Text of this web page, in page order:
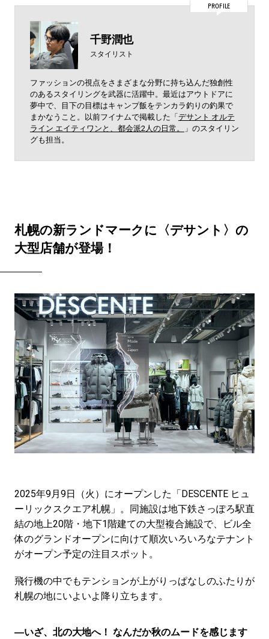
PROFILE
千野潤也
スタイリスト
ファッションの視点をさまざまな分野に持ち込んだ独創性
のあるスタイリングを武器に活躍中。最近はアウトドアに
夢中で、目下の目標はキャンプ飯をテンカラ釣りの釣果で
まかなうこと。以前フイナムで掲載した「デサント オルテ
ライン エイティワンと、都会派2人の日常。
」のスタイリン
グも担当。
札幌の新ランドマークに〈デサント〉の
大型店舗が登場！
2025年9月9日（火）にオープンした「DESCENTE ヒュ
ーリックスクエア札幌」。同施設は地下鉄さっぽろ駅直
結の地上20階・地下1階建ての大型複合施設で、ビル全
体のグランドオープンに向けて順次いろいろなテナント
がオープン予定の注目スポット。
飛行機の中でもテンションが上がりっぱなしのふたりが
札幌の地にいよいよ降り立ちます。
―いざ、北の大地へ！ なんだか秋のムードを感じます